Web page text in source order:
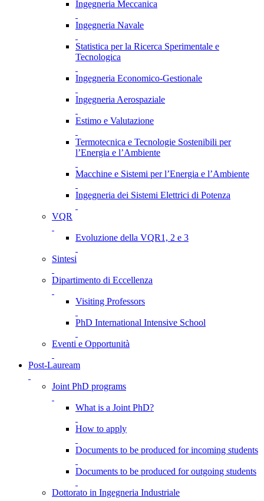
Ingegneria Meccanica
Ingegneria Navale
Statistica per la Ricerca Sperimentale e
Tecnologica
Ingegneria Economico-Gestionale
Ingegneria Aerospaziale
Estimo e Valutazione
Termotecnica e Tecnologie Sostenibili per
l’Energia e l’Ambiente
Macchine e Sistemi per l’Energia e l’Ambiente
Ingegneria dei Sistemi Elettrici di Potenza
VQR
Evoluzione della VQR1, 2 e 3
Sintesi
Dipartimento di Eccellenza
Visiting Professors
PhD International Intensive School
Eventi e Opportunità
Post-Lauream
Joint PhD programs
What is a Joint PhD?
How to apply
Documents to be produced for incoming students
Documents to be produced for outgoing students
Dottorato in Ingegneria Industriale